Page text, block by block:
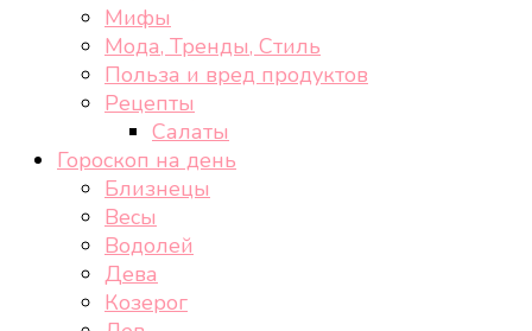
Мифы
Мода, Тренды, Стиль
Польза и вред продуктов
Рецепты
Салаты
Гороскоп на день
Близнецы
Весы
Водолей
Дева
Козерог